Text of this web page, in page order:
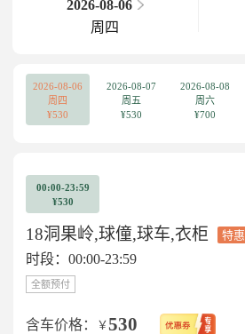
2026-08-06
周四
2026-08-06
周四
¥530
2026-08-07
周五
¥530
2026-08-08
周六
¥700
00:00-23:59
¥530
18洞果岭,球僮,球车,衣柜 特惠
时段：00:00-23:59
全额预付
含车价格： ￥ 530